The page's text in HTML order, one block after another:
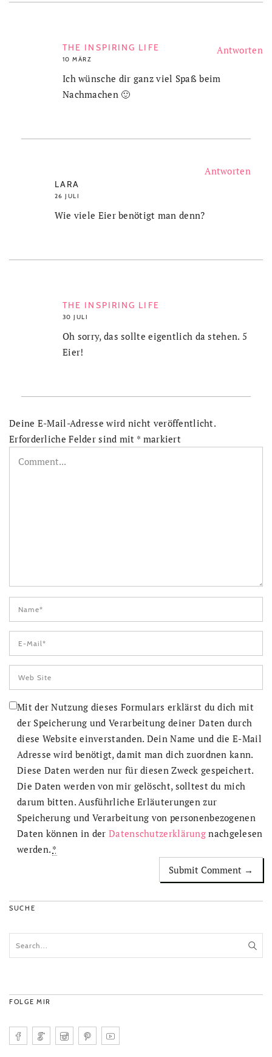
THE INSPIRING LIFE
10 MÄRZ
Ich wünsche dir ganz viel Spaß beim
Nachmachen 🙂
LARA
26 JULI
Antworten
Wie viele Eier benötigt man denn?
THE INSPIRING LIFE
30 JULI
Antworten
Oh sorry, das sollte eigentlich da stehen. 5
Eier!
Deine E-Mail-Adresse wird nicht veröffentlicht.
Erforderliche Felder sind mit * markiert
Mit der Nutzung dieses Formulars erklärst du dich mit
der Speicherung und Verarbeitung deiner Daten durch
diese Website einverstanden. Dein Name und die E-Mail
Adresse wird benötigt, damit man dich zuordnen kann.
Diese Daten werden nur für diesen Zweck gespeichert.
Die Daten werden von mir gelöscht, solltest du mich
darum bitten. Ausführliche Erläuterungen zur
Speicherung und Verarbeitung von personenbezogenen
Daten können in derDatenschutzerklärung nachgelesen
werden. *
SUCHE
FOLGE MIR